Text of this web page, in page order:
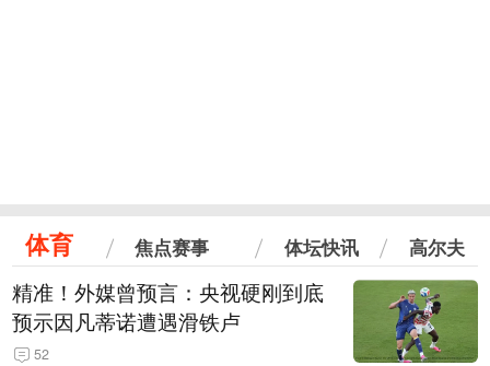
体育 焦点赛事 体坛快讯 高尔夫
精准！外媒曾预言：央视硬刚到底
预示因凡蒂诺遭遇滑铁卢
52